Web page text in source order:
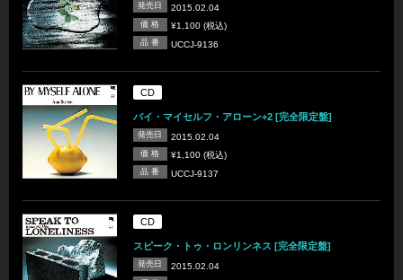
発売日 2015.02.04
価 格 ¥1,100 (税込)
品 番 UCCJ-9136
CD
バイ・マイセルフ・アローン+2 [完全限定盤]
発売日 2015.02.04
価 格 ¥1,100 (税込)
品 番 UCCJ-9137
CD
スピーク・トゥ・ロンリンネス [完全限定盤]
発売日 2015.02.04